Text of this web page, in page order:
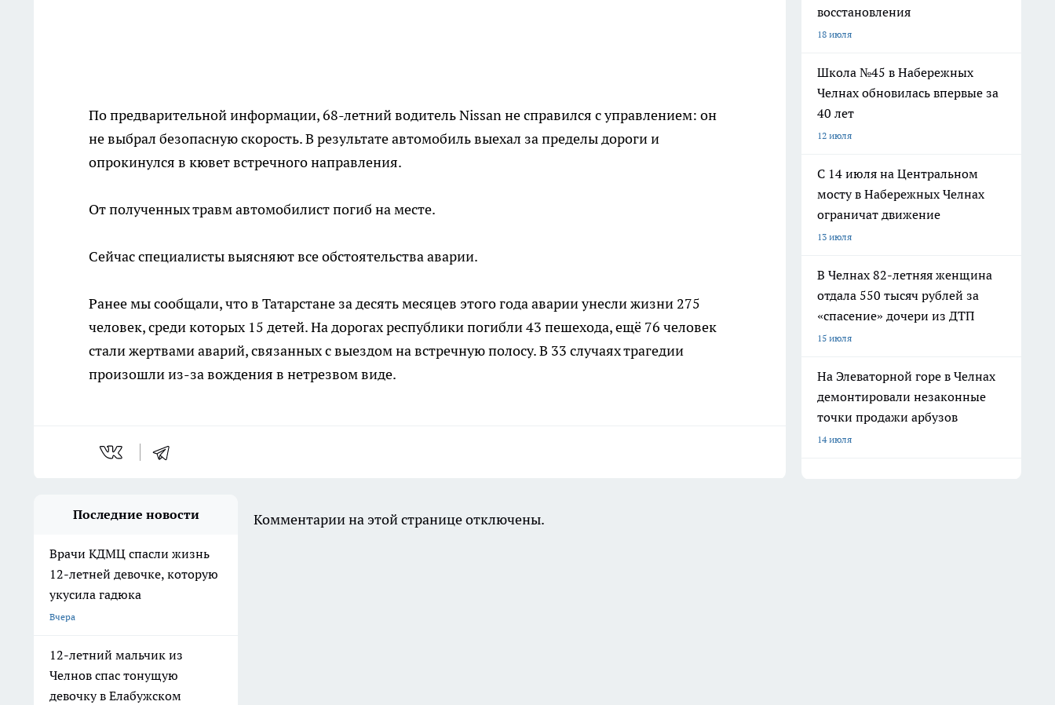
По предварительной информации, 68-летний водитель Nissan не справился с управлением: он
не выбрал безопасную скорость. В результате автомобиль выехал за пределы дороги и
опрокинулся в кювет встречного направления.
От полученных травм автомобилист погиб на месте.
Сейчас специалисты выясняют все обстоятельства аварии.
Ранее мы сообщали, что в Татарстане за десять месяцев этого года аварии унесли жизни 275
человек, среди которых 15 детей. На дорогах республики погибли 43 пешехода, ещё 76 человек
стали жертвами аварий, связанных с выездом на встречную полосу. В 33 случаях трагедии
произошли из-за вождения в нетрезвом виде.
восстановления
18 июля
Школа №45 в Набережных
Челнах обновилась впервые за
40 лет
12 июля
С 14 июля на Центральном
мосту в Набережных Челнах
ограничат движение
13 июля
В Челнах 82-летняя женщина
отдала 550 тысяч рублей за
«спасение» дочери из ДТП
15 июля
На Элеваторной горе в Челнах
демонтировали незаконные
точки продажи арбузов
14 июля
Последние новости
Врачи КДМЦ спасли жизнь
12-летней девочке, которую
укусила гадюка
Вчера
12-летний мальчик из
Челнов спас тонущую
девочку в Елабужском
Комментарии на этой странице отключены.